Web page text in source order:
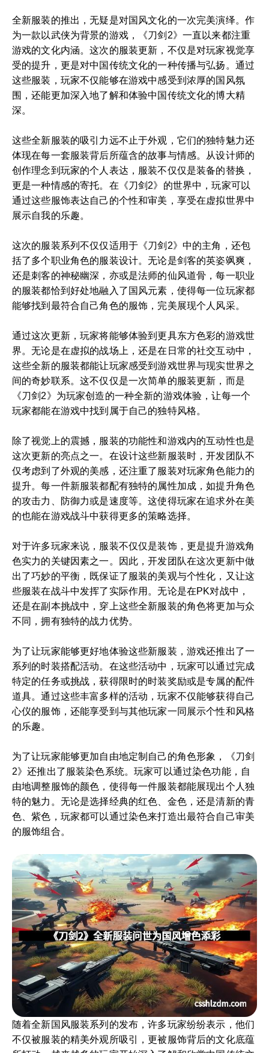
全新服装的推出，无疑是对国风文化的一次完美演绎。作
为一款以武侠为背景的游戏，《刀剑2》一直以来都注重
游戏的文化内涵。这次的服装更新，不仅是对玩家视觉享
受的提升，更是对中国传统文化的一种传播与弘扬。通过
这些服装，玩家不仅能够在游戏中感受到浓厚的国风氛
围，还能更加深入地了解和体验中国传统文化的博大精
深。
这些全新服装的吸引力远不止于外观，它们的独特魅力还
体现在每一套服装背后所蕴含的故事与情感。从设计师的
创作理念到玩家的个人表达，服装不仅仅是装备的替换，
更是一种情感的寄托。在《刀剑2》的世界中，玩家可以
通过这些服饰表达自己的个性和审美，享受在虚拟世界中
展示自我的乐趣。
这次的服装系列不仅仅适用于《刀剑2》中的主角，还包
括了多个职业角色的服装设计。无论是剑客的英姿飒爽，
还是刺客的神秘幽深，亦或是法师的仙风道骨，每一职业
的服装都恰到好处地融入了国风元素，使得每一位玩家都
能够找到最符合自己角色的服饰，完美展现个人风采。
通过这次更新，玩家将能够体验到更具东方色彩的游戏世
界。无论是在虚拟的战场上，还是在日常的社交互动中，
这些全新的服装都能让玩家感受到游戏世界与现实世界之
间的奇妙联系。这不仅仅是一次简单的服装更新，而是
《刀剑2》为玩家创造的一种全新的游戏体验，让每一个
玩家都能在游戏中找到属于自己的独特风格。
除了视觉上的震撼，服装的功能性和游戏内的互动性也是
这次更新的亮点之一。在设计这些新服装时，开发团队不
仅考虑到了外观的美感，还注重了服装对玩家角色能力的
提升。每一件新服装都配有独特的属性加成，如提升角色
的攻击力、防御力或是速度等。这使得玩家在追求外在美
的也能在游戏战斗中获得更多的策略选择。
对于许多玩家来说，服装不仅仅是装饰，更是提升游戏角
色实力的关键因素之一。因此，开发团队在这次更新中做
出了巧妙的平衡，既保证了服装的美观与个性化，又让这
些服装在战斗中发挥了实际作用。无论是在PK对战中，
还是在副本挑战中，穿上这些全新服装的角色将更加与众
不同，拥有独特的战力优势。
为了让玩家能够更好地体验这些新服装，游戏还推出了一
系列的时装搭配活动。在这些活动中，玩家可以通过完成
特定的任务或挑战，获得限时的时装奖励或是专属的配件
道具。通过这些丰富多样的活动，玩家不仅能够获得自己
心仪的服饰，还能享受到与其他玩家一同展示个性和风格
的乐趣。
为了让玩家能够更加自由地定制自己的角色形象，《刀剑
2》还推出了服装染色系统。玩家可以通过染色功能，自
由地调整服饰的颜色，使得每一件服装都能展现出个人独
特的魅力。无论是选择经典的红色、金色，还是清新的青
色、紫色，玩家都可以通过染色来打造出最符合自己审美
的服饰组合。
随着全新国风服装系列的发布，许多玩家纷纷表示，他们
不仅被服装的精美外观所吸引，更被服饰背后的文化底蕴